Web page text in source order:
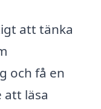
att tänka
och få en
läsa